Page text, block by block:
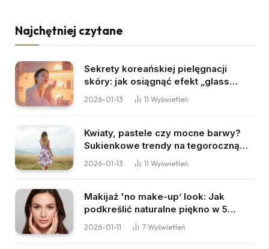
Najchętniej czytane
Sekrety koreańskiej pielęgnacji
skóry: jak osiągnąć efekt „glass
skin”?
2026-01-13 11 Wyświetleń
Kwiaty, pastele czy mocne barwy?
Sukienkowe trendy na tegoroczną
wiosnę
2026-01-13 11 Wyświetleń
Makijaż 'no make-up’ look: Jak
podkreślić naturalne piękno w 5
minut?
2026-01-11 7 Wyświetleń